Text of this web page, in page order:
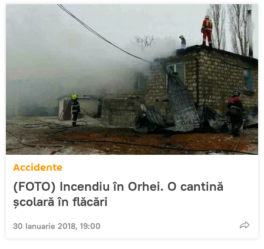
Accidente
(FOTO) Incendiu în Orhei. O cantină
școlară în flăcări
30 Ianuarie 2018, 19:00